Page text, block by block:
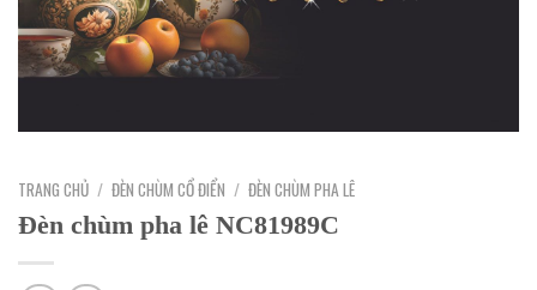
TRANG CHỦ / ĐÈN CHÙM CỔ ĐIỂN / ĐÈN CHÙM PHA LÊ
Đèn chùm pha lê NC81989C